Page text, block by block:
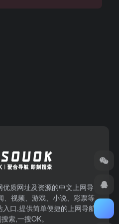
质网址及资源的中文上网导
、视频、游戏、小说、彩票等
口,提供简单便捷的上网导航
索,一搜OK。